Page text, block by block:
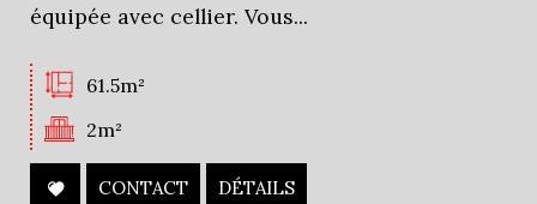
équipée avec cellier. Vous...
61.5m²
2m²
CONTACT DÉTAILS